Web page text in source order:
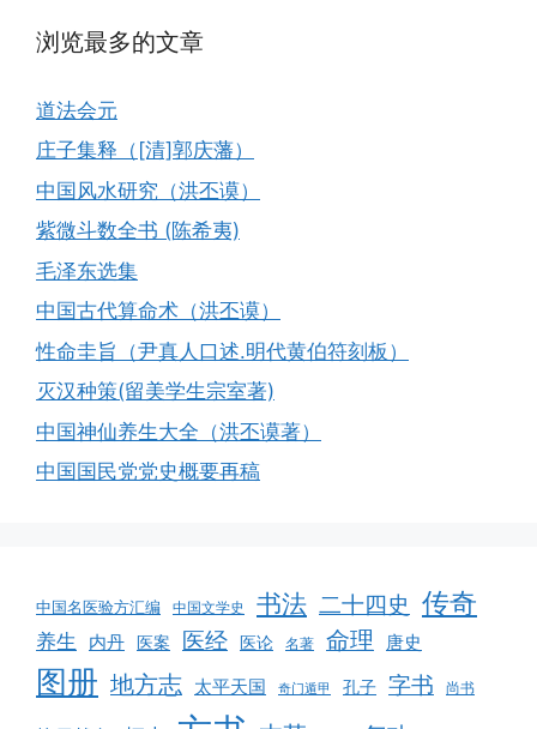
浏览最多的文章
道法会元
庄子集释（[清]郭庆藩）
中国风水研究（洪丕谟）
紫微斗数全书 (陈希夷)
毛泽东选集
中国古代算命术（洪丕谟）
性命圭旨（尹真人口述.明代黄伯符刻板）
灭汉种策(留美学生宗室著)
中国神仙养生大全（洪丕谟著）
中国国民党党史概要再稿
中国名医验方汇编 中国文学史 书法 二十四史 传奇
养生 内丹 医案 医经 医论 名著 命理 唐史
图册 地方志 太平天国 奇门遁甲 孔子 字书 尚书